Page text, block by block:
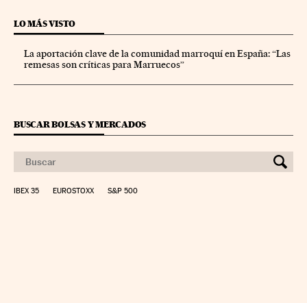
LO MÁS VISTO
La aportación clave de la comunidad marroquí en España: “Las
remesas son críticas para Marruecos”
BUSCAR BOLSAS Y MERCADOS
IBEX 35 EUROSTOXX S&P 500